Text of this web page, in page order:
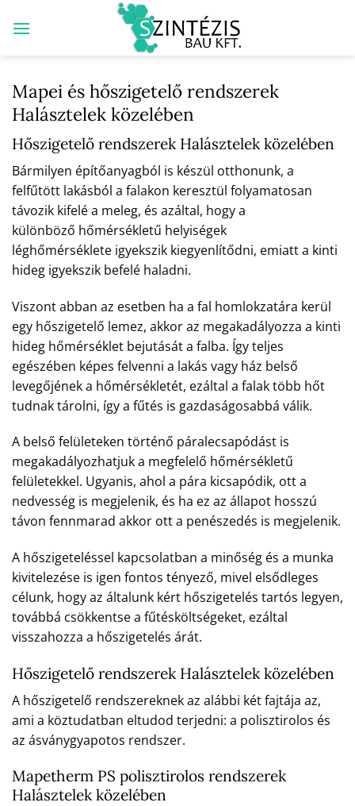
Mapei és hőszigetelő rendszerek
Halásztelek közelében
Hőszigetelő rendszerek Halásztelek közelében
Bármilyen építőanyagból is készül otthonunk, a
felfűtött lakásból a falakon keresztül folyamatosan
távozik kifelé a meleg, és azáltal, hogy a
különböző hőmérsékletű helyiségek
léghőmérséklete igyekszik kiegyenlítődni, emiatt a kinti
hideg igyekszik befelé haladni.
Viszont abban az esetben ha a fal homlokzatára kerül
egy hőszigetelő lemez, akkor az megakadályozza a kinti
hideg hőmérséklet bejutását a falba. Így teljes
egészében képes felvenni a lakás vagy ház belső
levegőjének a hőmérsékletét, ezáltal a falak több hőt
tudnak tárolni, így a fűtés is gazdaságosabbá válik.
A belső felületeken történő páralecsapódást is
megakadályozhatjuk a megfelelő hőmérsékletű
felületekkel. Ugyanis, ahol a pára kicsapódik, ott a
nedvesség is megjelenik, és ha ez az állapot hosszú
távon fennmarad akkor ott a penészedés is megjelenik.
A hőszigeteléssel kapcsolatban a minőség és a munka
kivitelezése is igen fontos tényező, mivel elsődleges
célunk, hogy az általunk kért hőszigetelés tartós legyen,
továbbá csökkentse a fűtésköltségeket, ezáltal
visszahozza a hőszigetelés árát.
Hőszigetelő rendszerek Halásztelek közelében
A hőszigetelő rendszereknek az alábbi két fajtája az,
ami a köztudatban eltudod terjedni: a polisztirolos és
az ásványgyapotos rendszer.
Mapetherm PS polisztirolos rendszerek
Halásztelek közelében